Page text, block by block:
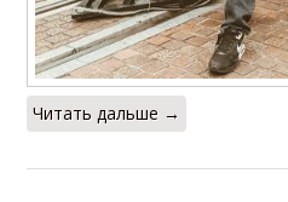
Читать дальше →